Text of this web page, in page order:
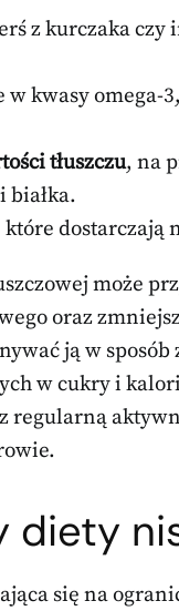
z kurczaka czy
w kwasy
tłuszczu, na
białka.
które dostarczają
może
oraz
ją w
w cukry i
diety
się na